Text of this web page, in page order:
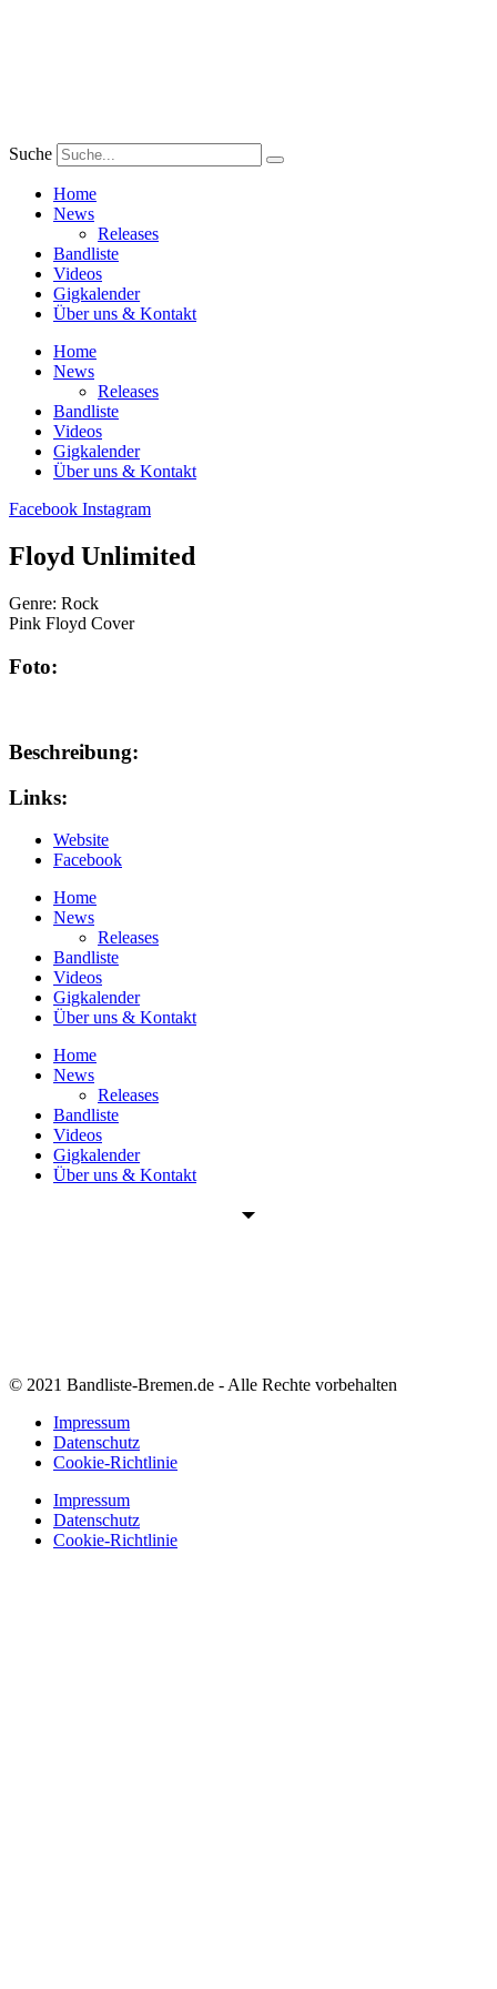
Suche
Home
News
Releases
Bandliste
Videos
Gigkalender
Über uns & Kontakt
Home
News
Releases
Bandliste
Videos
Gigkalender
Über uns & Kontakt
Facebook Instagram
Floyd Unlimited
Genre: Rock
Pink Floyd Cover
Foto:
Beschreibung:
Links:
Website
Facebook
Home
News
Releases
Bandliste
Videos
Gigkalender
Über uns & Kontakt
Home
News
Releases
Bandliste
Videos
Gigkalender
Über uns & Kontakt
© 2021 Bandliste-Bremen.de - Alle Rechte vorbehalten
Impressum
Datenschutz
Cookie-Richtlinie
Impressum
Datenschutz
Cookie-Richtlinie